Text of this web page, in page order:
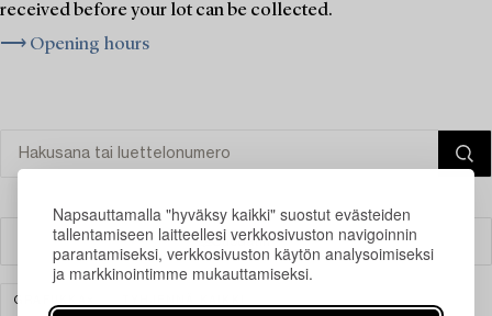
Napsauttamalla "hyväksy kaikki" suostut evästeiden
tallentamiseen laitteellesi verkkosivuston navigoinnin
parantamiseksi, verkkosivuston käytön analysoimiseksi
ja markkinointimme mukauttamiseksi.
received before your lot can be collected.
⟶ Opening hours
Suodatin
GRAFIIKKA